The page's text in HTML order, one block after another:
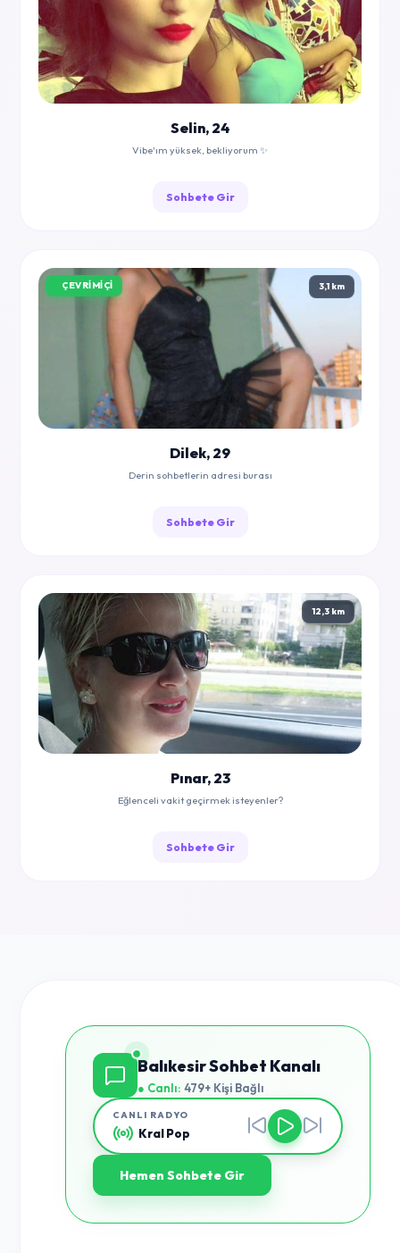
Selin, 24
Vibe'ım yüksek, bekliyorum ✨
Sohbete Gir
ÇEVRIMIÇI 3,1 km
Dilek, 29
Derin sohbetlerin adresi burası
Sohbete Gir
12,3 km
Pınar, 23
Eğlenceli vakit geçirmek isteyenler?
Sohbete Gir
Balıkesir Sohbet Kanalı
● Canlı: 479+ Kişi Bağlı
CANLI RADYO
Kral Pop
Hemen Sohbete Gir